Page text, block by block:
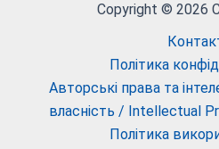
Copyright © 2026
Політика
Авторські права та
власність / Intellectual
Політика